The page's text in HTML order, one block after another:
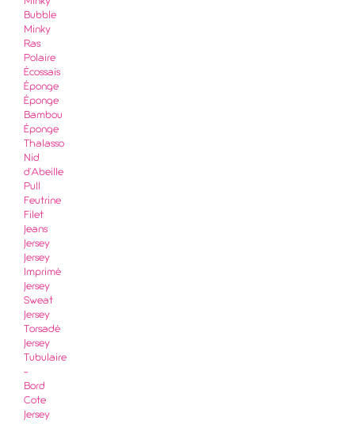
Bubble
Minky
Ras
Polaire
Écossais
Éponge
Éponge
Bambou
Éponge
Thalasso
Nid
d'Abeille
Pull
Feutrine
Filet
Jeans
Jersey
Jersey
Imprimé
Jersey
Sweat
Jersey
Torsadé
Jersey
Tubulaire
-
Bord
Cote
Jersey